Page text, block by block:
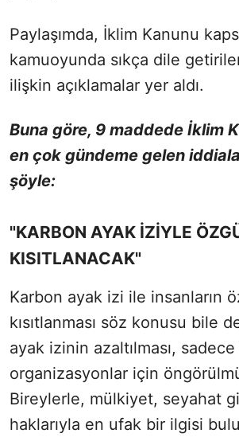
Paylaşımda, İklim Kanunu
kamuoyunda sıkça dile
ilişkin açıklamalar yer aldı.
Buna göre, 9 maddede İklim
en çok gündeme gelen
şöyle:
"KARBON AYAK İZİYLE
KISITLANACAK"
Karbon ayak izi ile insanların
kısıtlanması söz konusu bile
ayak izinin azaltılması,
organizasyonlar için
Bireylerle, mülkiyet, seyahat
haklarıyla en ufak bir ilgisi